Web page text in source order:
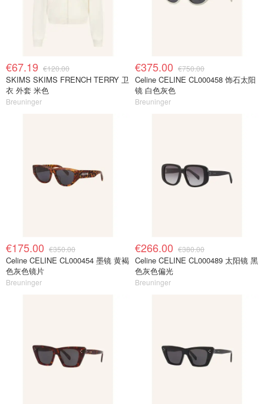
€67.19 €120.00
SKIMS SKIMS FRENCH TERRY 卫
衣 外套 米色
Breuninger
€375.00 €750.00
Celine CELINE CL000458 饰石太阳
镜 白色灰色
Breuninger
€175.00 €350.00
Celine CELINE CL000454 墨镜 黄褐
色灰色镜片
Breuninger
€266.00 €380.00
Celine CELINE CL000489 太阳镜 黑
色灰色偏光
Breuninger